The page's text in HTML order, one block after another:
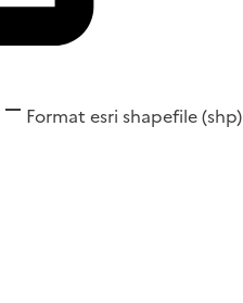
Format esri shapefile (shp)